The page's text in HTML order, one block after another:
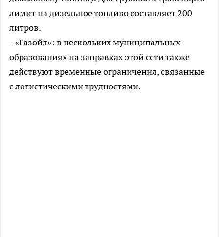
лимит на дизельное топливо составляет 200
литров.
- «Газойл»: в нескольких муниципальных
образованиях на заправках этой сети также
действуют временные ограничения, связанные
с логистическими трудностями.